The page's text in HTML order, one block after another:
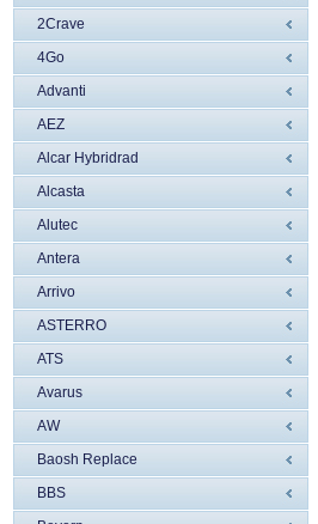
2Crave
4Go
Advanti
AEZ
Alcar Hybridrad
Alcasta
Alutec
Antera
Arrivo
ASTERRO
ATS
Avarus
AW
Baosh Replace
BBS